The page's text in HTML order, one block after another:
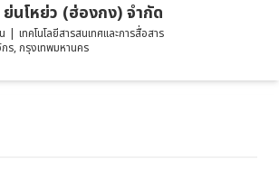
นโหย่ว (ฮ่องกง) จำกัด
| เทคโนโลยีสารสนเทศและการสื่อสาร
ร, กรุงเทพมหานคร